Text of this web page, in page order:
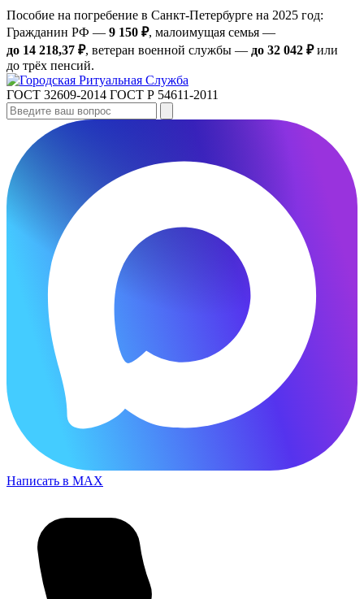
Пособие на погребение в Санкт‑Петербурге на 2025 год:
Гражданин РФ — 9 150 ₽, малоимущая семья —
до 14 218,37 ₽, ветеран военной службы — до 32 042 ₽или
до трёх пенсий.
ГОСТ 32609-2014 ГОСТ Р 54611-2011
Написать в MAX